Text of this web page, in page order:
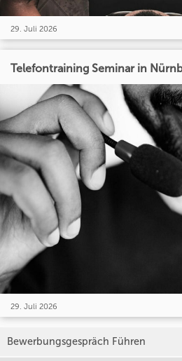
29. Juli 2026
Telefontraining Seminar in
29. Juli 2026
Bewerbungsgespräch Führen